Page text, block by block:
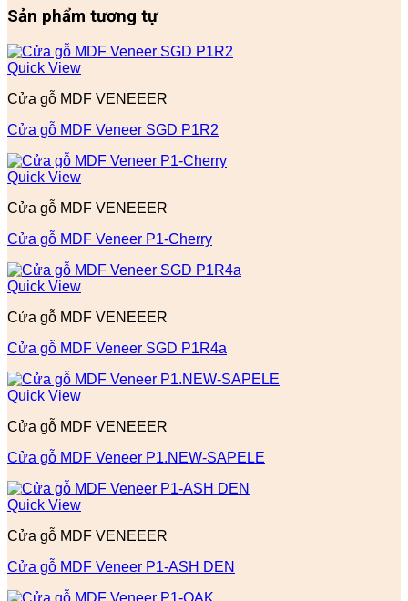
Sản phẩm tương tự
Quick View
Cửa gỗ MDF VENEEER
Cửa gỗ MDF Veneer SGD P1R2
Quick View
Cửa gỗ MDF VENEEER
Cửa gỗ MDF Veneer P1-Cherry
Quick View
Cửa gỗ MDF VENEEER
Cửa gỗ MDF Veneer SGD P1R4a
Quick View
Cửa gỗ MDF VENEEER
Cửa gỗ MDF Veneer P1.NEW-SAPELE
Quick View
Cửa gỗ MDF VENEEER
Cửa gỗ MDF Veneer P1-ASH DEN